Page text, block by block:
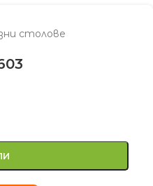
столове